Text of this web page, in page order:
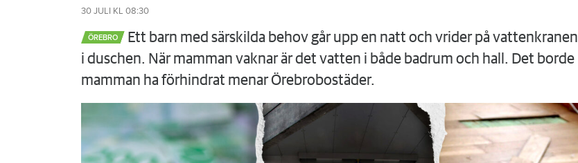
30 JULI KL 08:30
ÖREBRO
Ett barn med särskilda behov går upp en natt och vrider på vattenkranen
i duschen. När mamman vaknar är det vatten i både badrum och hall. Det borde
mamman ha förhindrat menar Örebrobostäder.